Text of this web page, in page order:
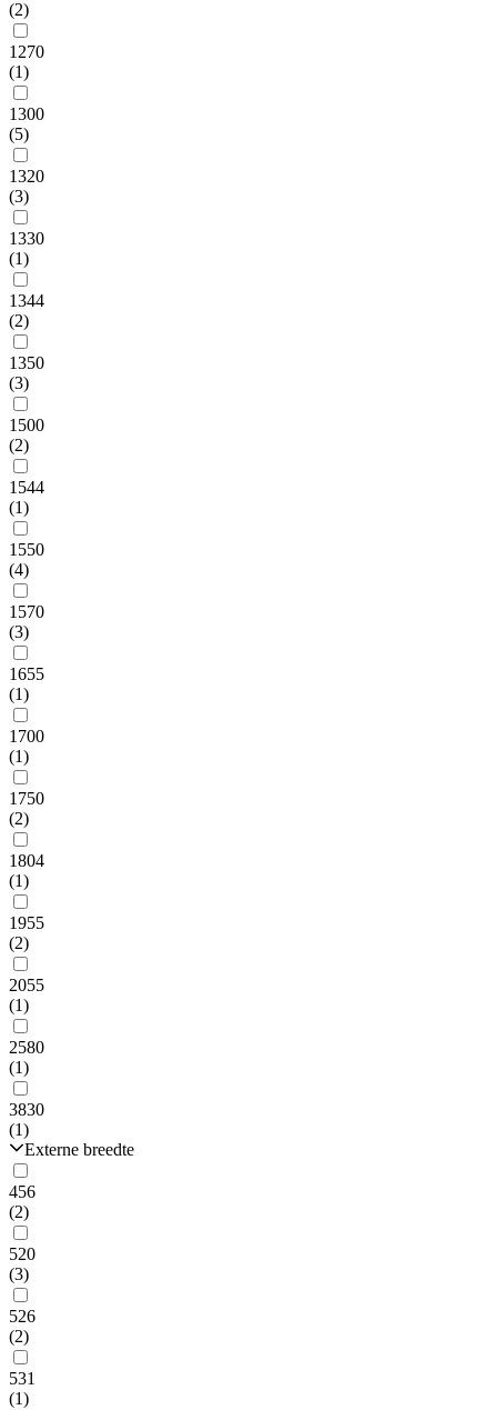
(2)
1270
(1)
1300
(5)
1320
(3)
1330
(1)
1344
(2)
1350
(3)
1500
(2)
1544
(1)
1550
(4)
1570
(3)
1655
(1)
1700
(1)
1750
(2)
1804
(1)
1955
(2)
2055
(1)
2580
(1)
3830
(1)
Externe breedte
456
(2)
520
(3)
526
(2)
531
(1)